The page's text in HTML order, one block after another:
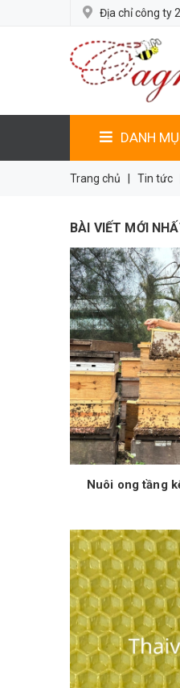
Địa chỉ công ty
DANH
Trang chủ Tin tức
BÀI VIẾT MỚI
Nuôi ong tầng